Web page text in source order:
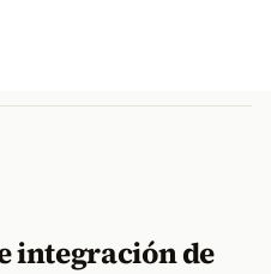
integración de